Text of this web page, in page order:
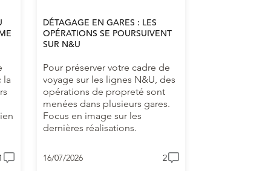
la
DÉTAGAGE EN GARES : LES
OPÉRATIONS SE POURSUIVENT
SUR N&U
Pour préserver votre cadre de
voyage sur les lignes N&U, des
opérations de propreté sont
menées dans plusieurs gares.
Focus en image sur les
dernières réalisations.
16/07/2026 2